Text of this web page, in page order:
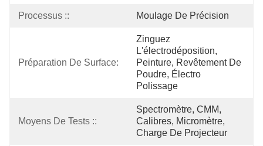
Processus :: Moulage De Précision
Préparation De Surface:
Zinguez
L'électrodéposition,
Peinture, Revêtement De
Poudre, Électro
Polissage
Moyens De Tests ::
Spectromètre, CMM,
Calibres, Micromètre,
Charge De Projecteur